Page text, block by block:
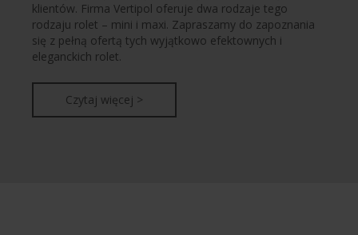
klientów. Firma Vertipol oferuje dwa rodzaje tego
rodzaju rolet – mini i maxi. Zapraszamy do zapoznania
się z pełną ofertą tych wyjątkowo efektownych i
eleganckich rolet.
Czytaj więcej >